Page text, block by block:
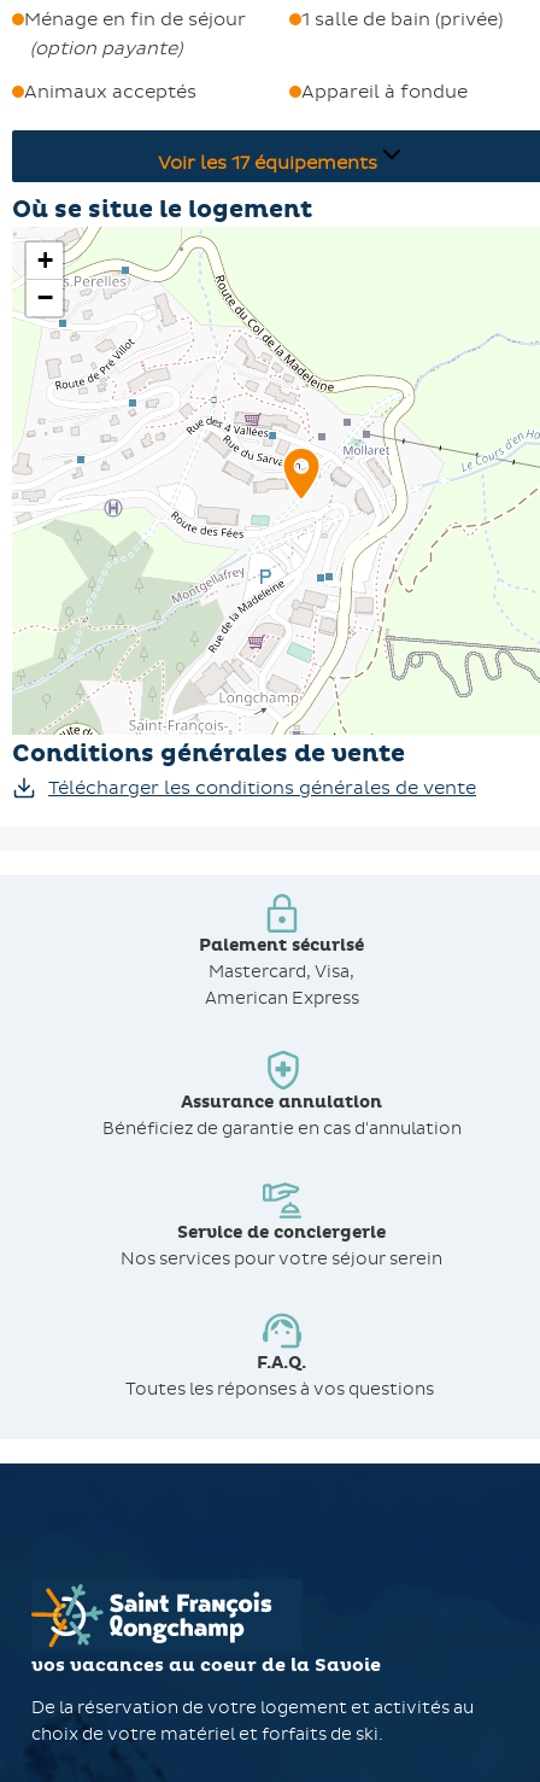
détendez-vous dans votre studio cosy avec toutes les
commodités à proximité !
Ménage en fin de séjour
(option payante)
1 salle de bain (privée)
Animaux acceptés Appareil à fondue
Voir les 17 équipements
Où se situe le logement
+
−
Conditions générales de vente
Télécharger les conditions générales de vente
Paiement sécurisé
Mastercard, Visa,
American Express
Assurance annulation
Bénéficiez de garantie en cas d'annulation
Service de conciergerie
Nos services pour votre séjour serein
F.A.Q.
Toutes les réponses à vos questions
vos vacances au coeur de la Savoie
De la réservation de votre logement et activités au
choix de votre matériel et forfaits de ski.